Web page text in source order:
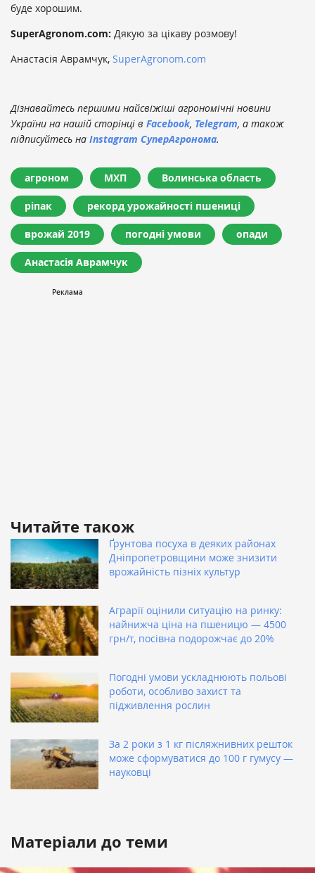
буде хорошим.
SuperAgronom.com: Дякую за цікаву розмову!
Анастасія Аврамчук, SuperAgronom.com
Дізнавайтесь першими найсвіжіші агрономічні новини
України на нашій сторінці в Facebook, Telegram, а також
підписуйтесь на Instagram СуперАгронома.
агроном МХП Волинська область
ріпак рекорд урожайності пшениці
врожай 2019 погодні умови опади
Анастасія Аврамчук
Читайте також
Ґрунтова посуха в деяких районах
Дніпропетровщини може знизити
врожайність пізніх культур
Аграрії оцінили ситуацію на ринку:
найнижча ціна на пшеницю — 4500
грн/т, посівна подорожчає до 20%
Погодні умови ускладнюють польові
роботи, особливо захист та
підживлення рослин
За 2 роки з 1 кг післяжнивних решток
може сформуватися до 100 г гумусу —
науковці
Матеріали до теми